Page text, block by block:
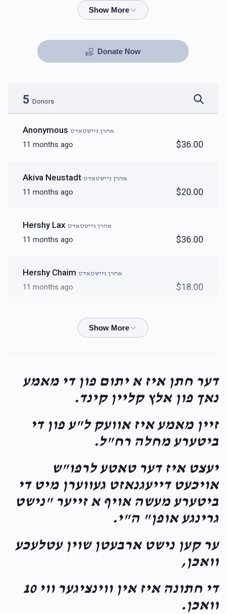
Donate Now
5 Donors
Anonymous אהרן ניישטאדט
11 months ago $36.00
Akiva Neustadt אהרן ניישטאדט
11 months ago $20.00
Hershy Lax אהרן ניישטאדט
11 months ago $36.00
Hershy Chaim אהרן ניישטאדט
11 months ago $18.00
Moshe Amrom Lieberman אהרן ניישטאדט
דער חתן איז א יתום פון די מאמע
נאך פון אלץ קליין קינד.
זיין מאמע איז אוועק ל"ע פון די
ביטערע מחלה רח"ל.
יעצט איז דער טאטע לרפו"ש
אויכעט דייעגנאזט געווערן מיט די
ביטערע מעשה אויף א זייער "נישט
גרינגע אופן" ה"י.
ער קען נישט ארבעטן שוין עטלעכע
וואכן,
די חתונה איז אין ווינציגער ווי 10
וואכן.